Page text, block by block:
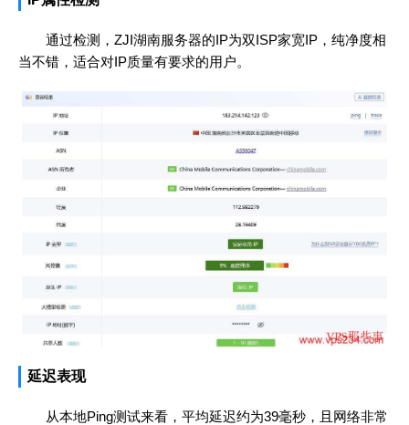
通过检测，ZJI湖南服务器的IP为双ISP家宽IP，纯净度相
当不错，适合对IP质量有要求的用户。
延迟表现
从本地Ping测试来看，平均延迟约为39毫秒，且网络非常